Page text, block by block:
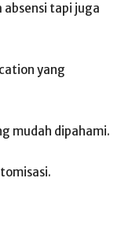
tapi juga
yang
mudah dipahami.